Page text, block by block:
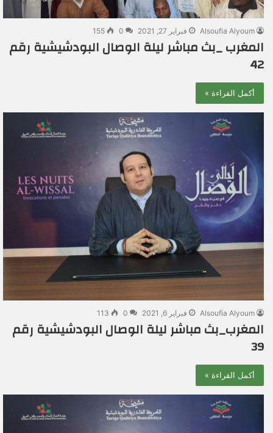
Alsoufia Alyoum فبراير 27, 2021 0
155
المغرب _بث مباشر ليلة الوصال البودشيشية رقم
42
أكمل القراءة »
Alsoufia Alyoum فبراير 6, 2021 0
113
المغرب_بث مباشر ليلة الوصال البودشيشية رقم
39
أكمل القراءة »